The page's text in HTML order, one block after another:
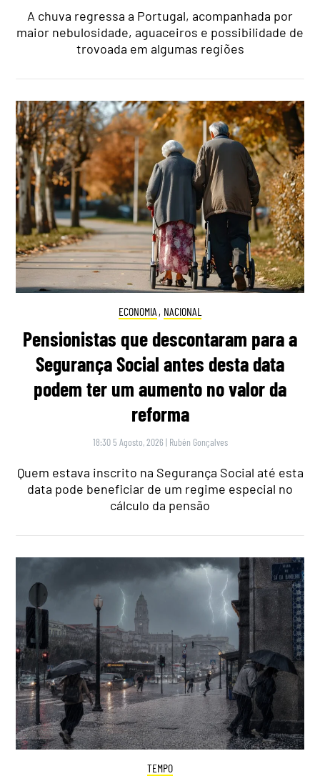
A chuva regressa a Portugal, acompanhada por
maior nebulosidade, aguaceiros e possibilidade de
trovoada em algumas regiões
ECONOMIA , NACIONAL
Pensionistas que descontaram para a
Segurança Social antes desta data
podem ter um aumento no valor da
reforma
18:30 5 Agosto, 2026 | Rubén Gonçalves
Quem estava inscrito na Segurança Social até esta
data pode beneficiar de um regime especial no
cálculo da pensão
TEMPO